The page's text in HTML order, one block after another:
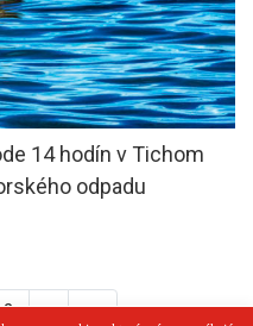
14 hodín v Tichom
odpadu
2 > >>